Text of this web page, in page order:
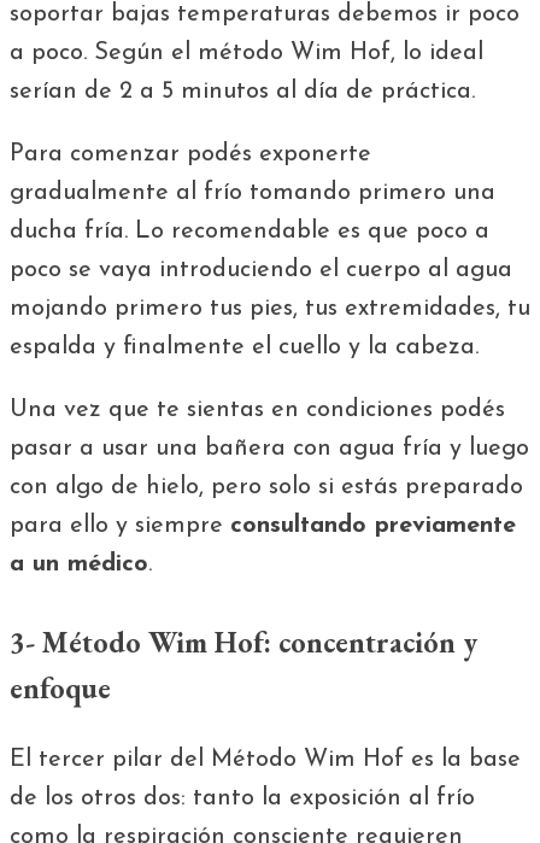
soportar bajas temperaturas debemos ir poco
a poco. Según el método Wim Hof, lo ideal
serían de 2 a 5 minutos al día de práctica.
Para comenzar podés exponerte
gradualmente al frío tomando primero una
ducha fría. Lo recomendable es que poco a
poco se vaya introduciendo el cuerpo al agua
mojando primero tus pies, tus extremidades, tu
espalda y finalmente el cuello y la cabeza.
Una vez que te sientas en condiciones podés
pasar a usar una bañera con agua fría y luego
con algo de hielo, pero solo si estás preparado
para ello y siempre consultando previamente
a un médico.
3- Método Wim Hof: concentración y
enfoque
El tercer pilar del Método Wim Hof es la base
de los otros dos: tanto la exposición al frío
como la respiración consciente requieren